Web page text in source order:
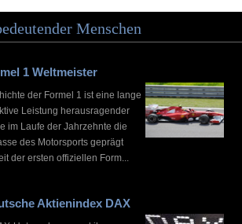
Menschen
1 Weltmeister
der Formel 1 ist eine lange
Leistung herausragender
im Laufe der Jahrzehnte die
des Motorsports geprägt
der ersten offiziellen Form...
Aktienindex DAX